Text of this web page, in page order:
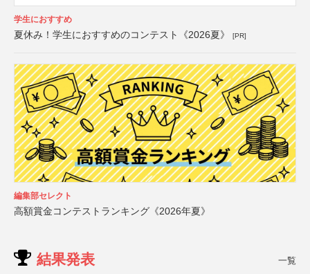
学生におすすめ
夏休み！学生におすすめのコンテスト《2026夏》 [PR]
編集部セレクト
高額賞金コンテストランキング《2026年夏》
結果発表 一覧